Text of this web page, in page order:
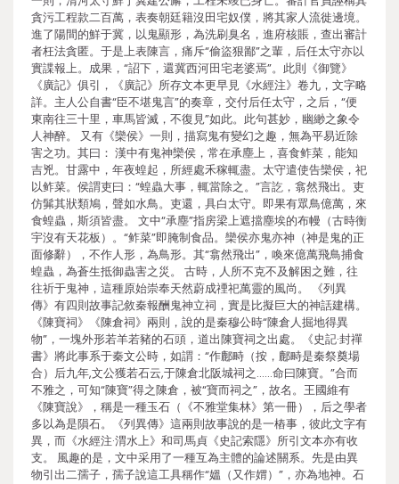
貪污工程款二百萬，表奏朝廷籍沒田宅奴僕，將其家人流徙邊境。
進了陽間的鮮于冀，以鬼顯形，為洗刷臭名，進府核賬，查出審計
者枉法貪匿。于是上表陳言，痛斥“偷盜狠鄙”之輩，后任太守亦以
實諜報上。成果，“詔下，還冀西河田宅老婆焉”。此則《御覽》
《廣記》俱引，《廣記》所存文本更早見《水經注》卷九，文字略
詳。主人公自書“臣不堪鬼言”的奏章，交付后任太守，之后，“便
東南往三十里，車馬皆滅，不復見”如此。此句甚妙，幽緲之象令
人神醉。 又有《欒侯》一則，描寫鬼有變幻之趣，無為平易近除
害之功。其曰： 漢中有鬼神欒侯，常在承塵上，喜食鲊菜，能知
吉兇。甘露中，年夜蝗起，所經處禾稼輒盡。太守遣使告欒侯，祀
以鲊菜。侯謂吏曰：“蝗蟲大事，輒當除之。”言訖，翕然飛出。吏
仿髴其狀類鳩，聲如水鳥。吏還，具白太守。即果有眾鳥億萬，來
食蝗蟲，斯須皆盡。 文中“承塵”指房梁上遮擋塵埃的布幔（古時衡
宇沒有天花板）。“鲊菜”即腌制食品。欒侯亦鬼亦神（神是鬼的正
面修辭），不作人形，為鳥形。其“翕然飛出”，喚來億萬飛鳥捕食
蝗蟲，為蒼生抵御蟲害之災。 古時，人所不克不及解困之難，往
往祈于鬼神，這種原始崇奉天然蔚成禋祀萬靈的風尚。 《列異
傳》有四則故事記敘秦報酬鬼神立祠，實是比擬巨大的神話建構。
《陳寶祠》《陳倉祠》兩則，說的是秦穆公時“陳倉人掘地得異
物”，一塊外形若羊若豬的石頭，道出陳寶祠之出處。《史記·封禪
書》將此事系于秦文公時，如謂：“作鄜畤（按，鄜畤是秦祭奠場
合）后九年,文公獲若石云,于陳倉北阪城祠之……命曰陳寶。”合而
不雅之，可知“陳寶”得之陳倉，被“寶而祠之”，故名。王國維有
《陳寶說》，稱是一種玉石（《不雅堂集林》第一冊），后之學者
多以為是隕石。《列異傳》這兩則故事說的是一樁事，彼此文字有
異，而《水經注·渭水上》和司馬貞《史記索隱》所引文本亦有收
支。 風趣的是，文中采用了一種互為主體的論述關系。先是由異
物引出二孺子，孺子說這工具稱作“媼（又作媦）”，亦為地神。石